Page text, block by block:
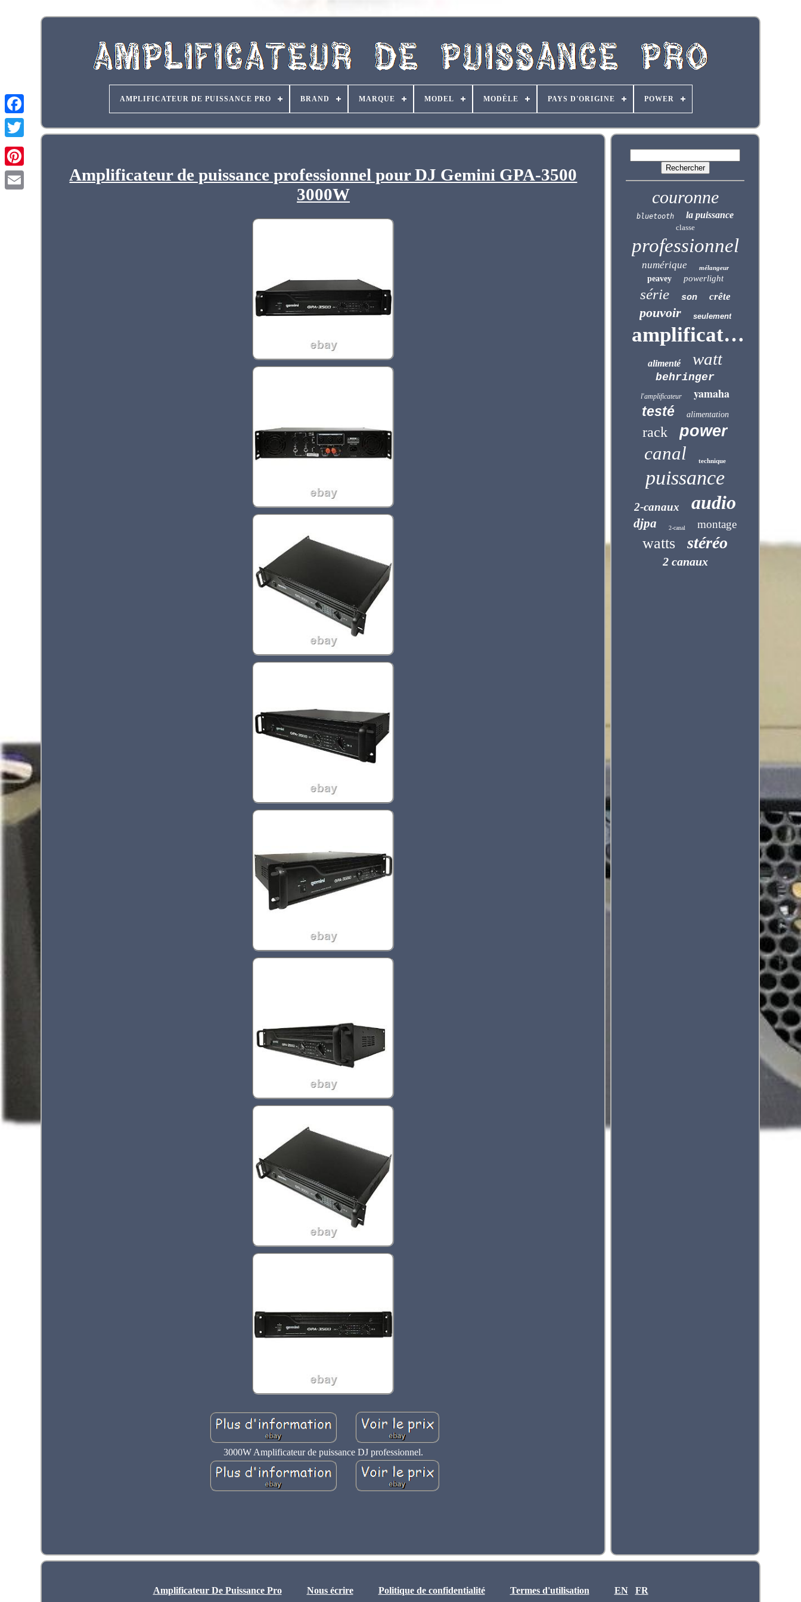
AMPLIFICATEUR DE PUISSANCE PRO BRAND MARQUE MODEL MODÈLE PAYS D'ORIGINE POWER
Amplificateur de puissance professionnel pour DJ Gemini GPA-3500
3000W
3000W Amplificateur de puissance DJ professionnel.
couronne
bluetooth la puissance
classe
professionnel
numérique mélangeur
peavey powerlight
série son crête
pouvoir seulement
amplificateur
alimenté watt
behringer
l'amplificateur
yamaha
testé
alimentation
rack power
canal technique
puissance
2-canaux audio
djpa 2-canal montage
watts stéréo
2 canaux
Amplificateur De Puissance Pro Nous écrire Politique de confidentialité Termes d'utilisation EN FR